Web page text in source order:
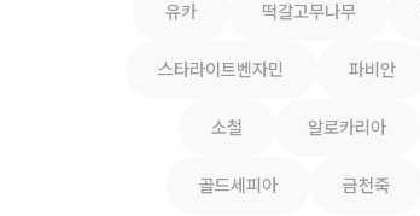
유카 떡갈고무나무
스타라이트벤자민 파비안
소철 알로카리아
골드세피아 금천죽